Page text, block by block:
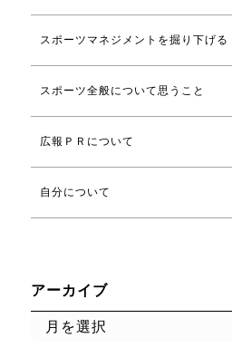
スポーツマネジメントを掘り下げる
スポーツ全般について思うこと
広報ＰＲについて
自分について
アーカイブ